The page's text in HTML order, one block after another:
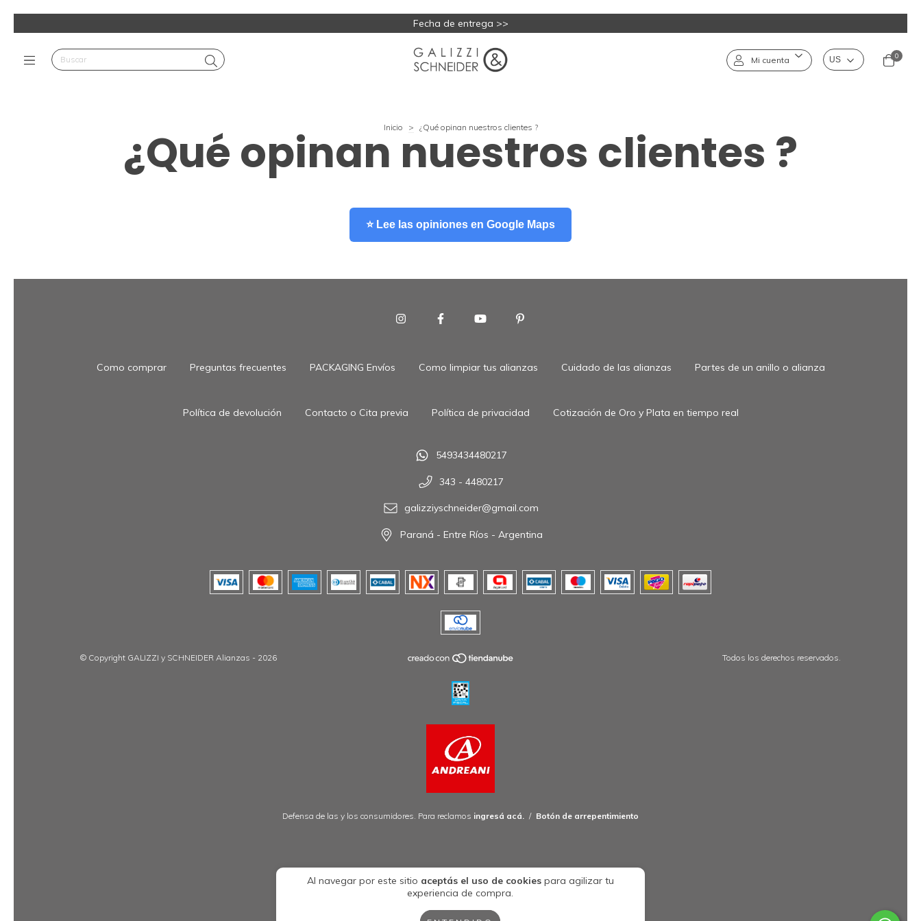
Fecha de entrega >>
Mi cuenta 0
Al navegar por este sitio aceptás el uso de cookiespara agilizar tu
experiencia de compra.
Inicio > ¿Qué opinan nuestros clientes ?
¿Qué opinan nuestros clientes ?
⭐ Lee las opiniones en Google Maps
Como comprar Preguntas frecuentes PACKAGING Envíos Como limpiar tus alianzas Cuidado de las alianzas Partes de un anillo o alianza
Política de devolución Contacto o Cita previa Política de privacidad Cotización de Oro y Plata en tiempo real
5493434480217
343 - 4480217
galizziyschneider@gmail.com
Paraná - Entre Ríos - Argentina
© Copyright GALIZZI y SCHNEIDER Alianzas - 2026 Todos los derechos reservados.
Defensa de las y los consumidores. Para reclamos ingresá acá. / Botón de arrepentimiento